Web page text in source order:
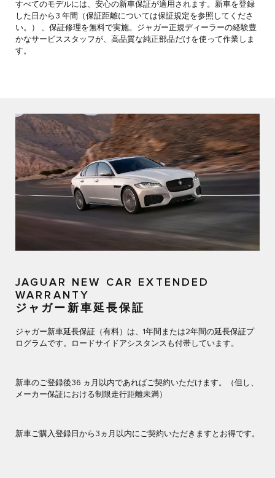
すべてのモデルには、安心の新車保証が適用されます。新車を登録
した日から3 年間（保証距離については保証規定を参照してくださ
い。） 、保証修理を無料で実施。ジャガー正規ディーラーの経験豊
かなサービススタッフが、高品質な純正部品だけを使って作業しま
す。
JAGUAR NEW CAR EXTENDED
WARRANTY
ジャガー新車延長保証
ジャガー新車延長保証（有料）は、1年間または2年間の延長保証プ
ログラムです。ロードサイドアシスタンスも付帯しています。
新車のご登録後36 ヵ月以内であればご契約いただけます。（但し、
メーカー保証における制限走行距離未満）
新車ご購入登録日から3ヵ月以内にご契約いただきますとお得です。